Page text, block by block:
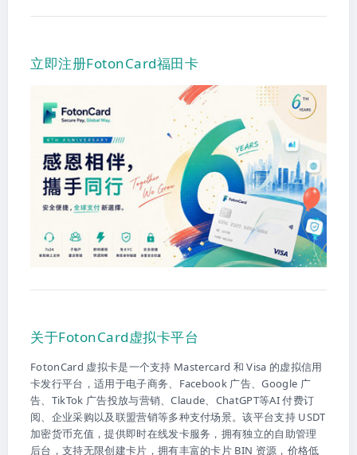
立即注册FotonCard福田卡
关于FotonCard虚拟卡平台
FotonCard 虚拟卡是一个支持 Mastercard 和 Visa 的虚拟信用
卡发行平台，适用于电子商务、Facebook 广告、Google 广
告、TikTok 广告投放与营销、Claude、ChatGPT等AI 付费订
阅、企业采购以及联盟营销等多种支付场景。该平台支持 USDT
加密货币充值，提供即时在线发卡服务，拥有独立的自助管理
后台，支持无限创建卡片，拥有丰富的卡片 BIN 资源，价格低